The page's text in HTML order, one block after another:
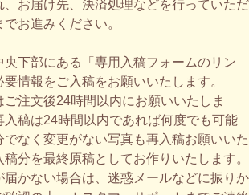
、お届け先、決済処理などを行っていただ
お進みください。
下部にある「専用入稿フォームのリン
情報をご入稿をお願いいたします。
注文後24時間以内にお願いいたしま
入稿は24時間以内であれば何度でも可能
でなく変更がない写真も再入稿お願いいた
分を最終原稿としてお作りいたします。
届かない場合は、迷惑メールなどに振りか